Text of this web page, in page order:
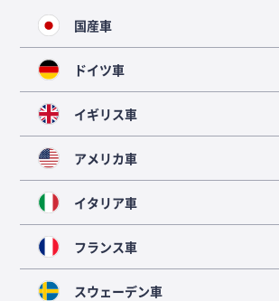
国産車
ドイツ車
イギリス車
アメリカ車
イタリア車
フランス車
スウェーデン車